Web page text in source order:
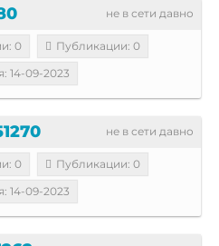
не в сети давно
0
Публикации: 0
14-09-2023
не в сети давно
0
Публикации: 0
14-09-2023